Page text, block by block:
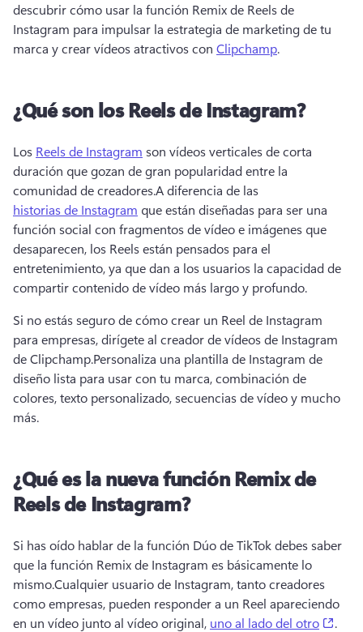
descubrir cómo usar la función Remix de Reels de
Instagram para impulsar la estrategia de marketing de tu
marca y crear vídeos atractivos con Clipchamp.
¿Qué son los Reels de Instagram?
Los Reels de Instagram son vídeos verticales de corta
duración que gozan de gran popularidad entre la
comunidad de creadores.A diferencia de las
historias de Instagram que están diseñadas para ser una
función social con fragmentos de vídeo e imágenes que
desaparecen, los Reels están pensados para el
entretenimiento, ya que dan a los usuarios la capacidad de
compartir contenido de vídeo más largo y profundo.
Si no estás seguro de cómo crear un Reel de Instagram
para empresas, dirígete al creador de vídeos de Instagram
de Clipchamp.Personaliza una plantilla de Instagram de
diseño lista para usar con tu marca, combinación de
colores, texto personalizado, secuencias de vídeo y mucho
más.
¿Qué es la nueva función Remix de
Reels de Instagram?
Si has oído hablar de la función Dúo de TikTok debes saber
que la función Remix de Instagram es básicamente lo
mismo.Cualquier usuario de Instagram, tanto creadores
como empresas, pueden responder a un Reel apareciendo
en un vídeo junto al vídeo original, uno al lado del otro
.